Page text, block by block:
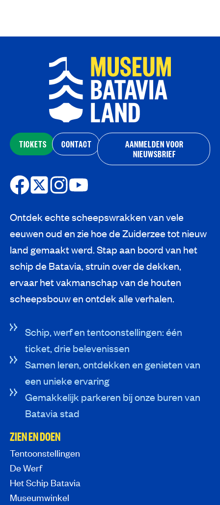
TICKETS CONTACT
AANMELDEN VOOR
NIEUWSBRIEF
Ontdek echte scheepswrakken van vele
eeuwen oud en zie hoe de Zuiderzee tot nieuw
land gemaakt werd. Stap aan boord van het
schip de Batavia, struin over de dekken,
ervaar het vakmanschap van de houten
scheepsbouw en ontdek alle verhalen.
Schip, werf en tentoonstellingen: één
ticket, drie belevenissen
Samen leren, ontdekken en genieten van
een unieke ervaring
Gemakkelijk parkeren bij onze buren van
Batavia stad
ZIEN EN DOEN
Tentoonstellingen
De Werf
Het Schip Batavia
Museumwinkel